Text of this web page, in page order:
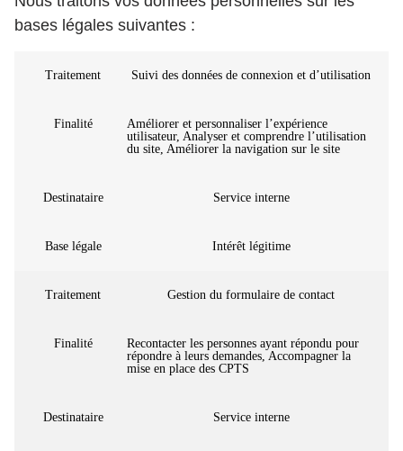
bases légales suivantes :
Traitement Suivi des données de connexion et d’utilisation
Finalité
Améliorer et personnaliser l’expérience
utilisateur, Analyser et comprendre l’utilisation
du site, Améliorer la navigation sur le site
Destinataire Service interne
Base légale Intérêt légitime
Traitement Gestion du formulaire de contact
Finalité
Recontacter les personnes ayant répondu pour
répondre à leurs demandes, Accompagner la
mise en place des CPTS
Destinataire Service interne